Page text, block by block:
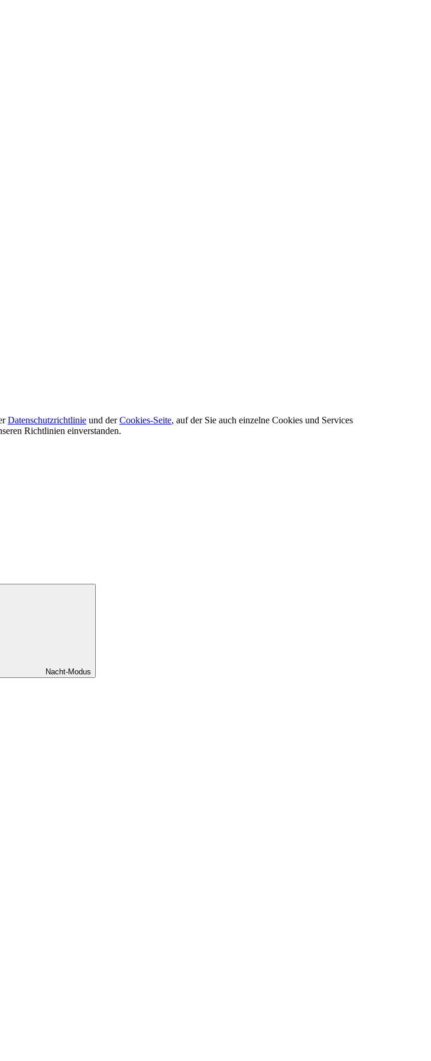
Datenschutzrichtlinie und derCookies-Seite, auf der Sie auch einzelne Cookies und Services
Richtlinien einverstanden.
Nacht-Modus